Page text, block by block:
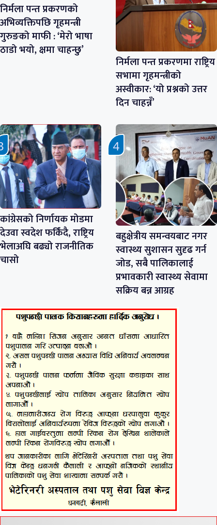
निर्मला पन्त प्रकरणको
अभिव्यक्तिपछि गृहमन्त्री
गुरुङको माफी : ‘मेरो भाषा
ठाडो भयो, क्षमा चाहन्छु’
निर्मला पन्त प्रकरणमा राष्ट्रिय
सभामा गृहमन्त्रीको
अस्वीकार: ‘यो प्रश्नको उत्तर
दिन चाहन्नँ’
कांग्रेसको निर्णायक मोडमा
देउवा स्वदेश फर्किंदै, राष्ट्रिय
भेलाअघि बढ्यो राजनीतिक
चासो
बहुक्षेत्रीय समन्वयबाट नगर
स्वास्थ्य सुशासन सुदृढ गर्न
जोड, सबै पालिकालाई
प्रभावकारी स्वास्थ्य सेवामा
सक्रिय बन्न आग्रह